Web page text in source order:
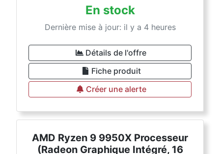
En stock
Dernière mise à jour: il y a 4 heures
Détails de l'offre
Fiche produit
Créer une alerte
AMD Ryzen 9 9950X Processeur
(Radeon Graphique Intégré, 16